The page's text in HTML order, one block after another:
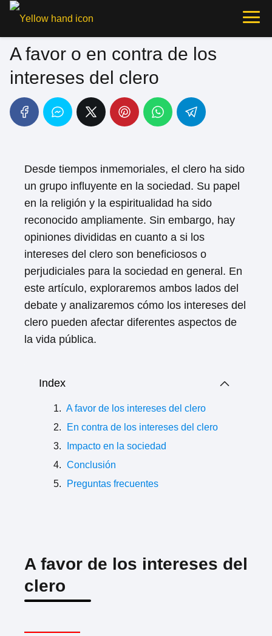
A favor o en contra de los
intereses del clero
Desde tiempos inmemoriales, el clero ha sido
un grupo influyente en la sociedad. Su papel
en la religión y la espiritualidad ha sido
reconocido ampliamente. Sin embargo, hay
opiniones divididas en cuanto a si los
intereses del clero son beneficiosos o
perjudiciales para la sociedad en general. En
este artículo, exploraremos ambos lados del
debate y analizaremos cómo los intereses del
clero pueden afectar diferentes aspectos de
la vida pública.
Index
A favor de los intereses del clero
En contra de los intereses del clero
Impacto en la sociedad
Conclusión
Preguntas frecuentes
A favor de los intereses del
clero